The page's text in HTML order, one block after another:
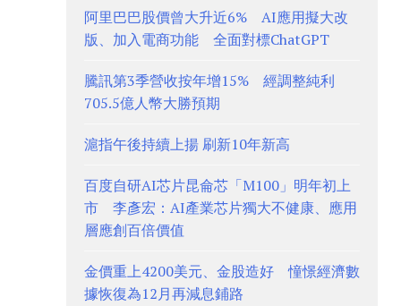
阿里巴巴股價曾大升近6% AI應用擬大改
版、加入電商功能 全面對標ChatGPT
騰訊第3季營收按年增15% 經調整純利
705.5億人幣大勝預期
滬指午後持續上揚 刷新10年新高
百度自研AI芯片昆侖芯「M100」明年初上
市 李彥宏：AI產業芯片獨大不健康、應用
層應創百倍價值
金價重上4200美元、金股造好 憧憬經濟數
據恢復為12月再減息鋪路